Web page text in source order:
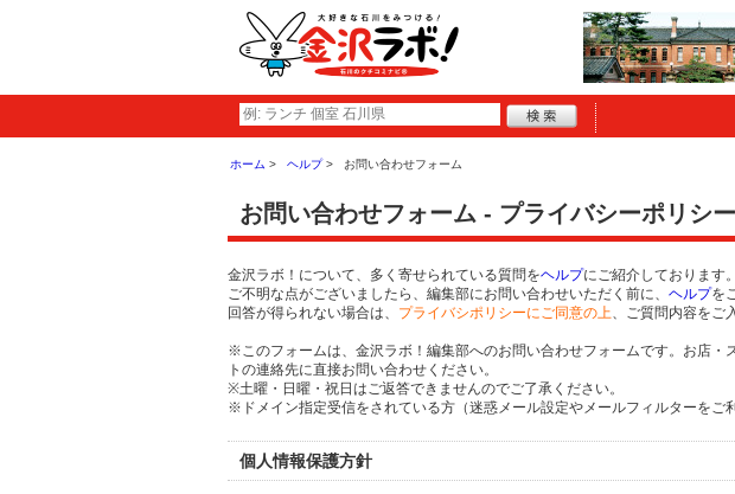
ホーム ヘルプ お問い合わせフォーム
お問い合わせフォーム - プライバシーポリシ
金沢ラボ！について、多く寄せられている質問をヘルプにご紹介しております。
ご不明な点がございましたら、編集部にお問い合わせいただく前に、 ヘルプを
回答が得られない場合は、 プライバシポリシーにご同意の上、ご質問内容をご
※このフォームは、金沢ラボ！編集部へのお問い合わせフォームです。お店・
トの連絡先に直接お問い合わせください。
※土曜・日曜・祝日はご返答できませんのでご了承ください。
※ドメイン指定受信をされている方（迷惑メール設定やメールフィルターをご
個人情報保護方針